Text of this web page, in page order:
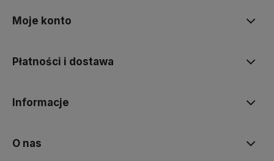
Moje konto
Płatności i dostawa
Informacje
O nas